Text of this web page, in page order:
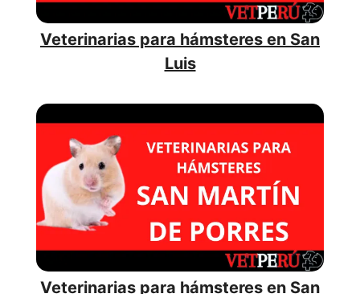
Veterinarias para hámsteres en San
Luis
Veterinarias para hámsteres en San